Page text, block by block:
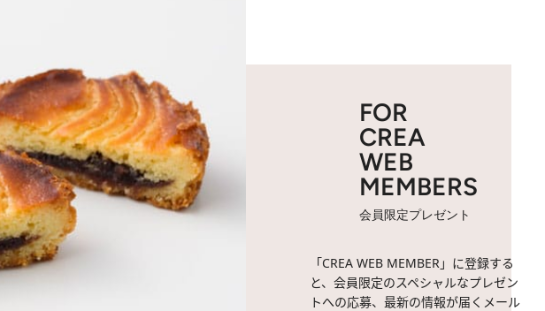
FOR
CREA
WEB
MEMBERS
会員限定プレゼント
「CREA WEB MEMBER」に登録する
と、会員限定のスペシャルなプレゼン
トへの応募、最新の情報が届くメール